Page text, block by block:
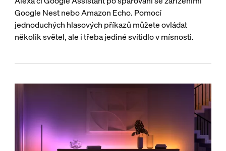
Google Nest nebo Amazon Echo. Pomocí
jednoduchých hlasových příkazů můžete ovládat
několik světel, ale i třeba jediné svítidlo v mísnosti.